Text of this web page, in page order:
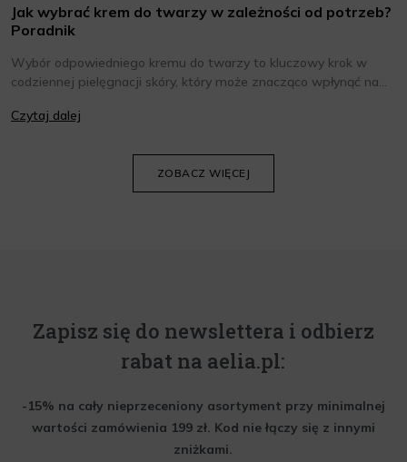
Jak wybrać krem do twarzy w zależności od potrzeb?
Poradnik
Wybór odpowiedniego kremu do twarzy to kluczowy krok w
codziennej pielęgnacji skóry, który może znacząco wpłynąć na
oraz wiedzieć, jak dopasować je do potrzeb własnej skóry.
Czytaj dalej
ZOBACZ WIĘCEJ
Zapisz się do newslettera i odbierz
rabat na aelia.pl:
-15% na cały nieprzeceniony asortyment przy minimalnej
wartości zamówienia 199 zł. Kod nie łączy się z innymi
zniżkami.